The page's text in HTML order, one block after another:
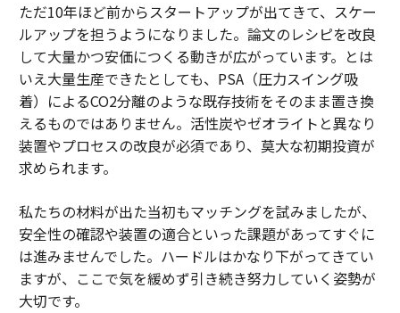
ただ10年ほど前からスタートアップが出てきて、スケー
ルアップを担うようになりました。論文のレシピを改良
して大量かつ安価につくる動きが広がっています。とは
いえ大量生産できたとしても、PSA（圧力スイング吸
着）によるCO2分離のような既存技術をそのまま置き換
えるものではありません。活性炭やゼオライトと異なり
装置やプロセスの改良が必須であり、莫大な初期投資が
求められます。
私たちの材料が出た当初もマッチングを試みましたが、
安全性の確認や装置の適合といった課題があってすぐに
は進みませんでした。ハードルはかなり下がってきてい
ますが、ここで気を緩めず引き続き努力していく姿勢が
大切です。